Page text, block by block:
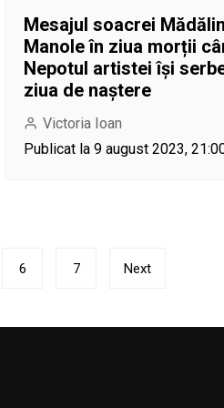
Mesajul soacrei
Manole în ziua morții
Nepotul artistei își
ziua de naștere
Victoria Ioan
Publicat la 9 august 2023,
6 7 Next